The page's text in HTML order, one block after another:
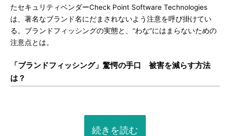
たセキュリティベンダーCheck Point Software Technologies
は、著名なブランド名にだまされないよう注意を呼び掛けてい
る。ブランドフィッシングの実態と、“わな”にはまらないための
注意点とは。
「ブランドフィッシング」驚愕の手口 被害を減らす方法
は？
続きを読む